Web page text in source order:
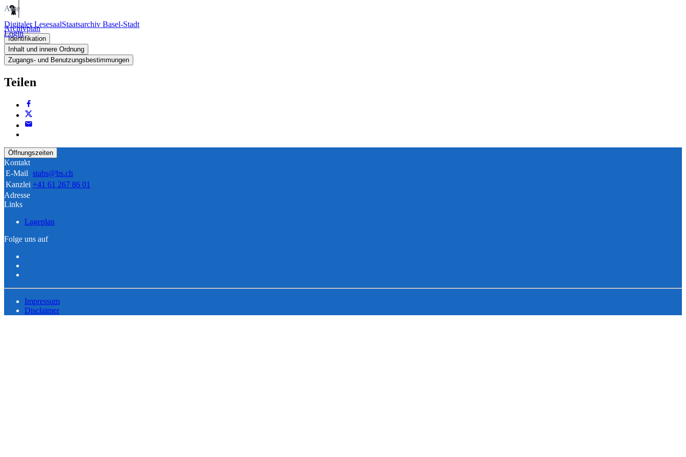
Digitaler LesesaalStaatsarchiv Basel-Stadt
Login
Akte
Archivplan
Identifikation
Inhalt und innere Ordnung
Zugangs- und Benutzungsbestimmungen
Teilen
Öffnungszeiten
Kontakt
E-Mail stabs@bs.ch
Kanzlei +41 61 267 86 01
Adresse
Links
Lageplan
Folge uns auf
Impressum
Disclaimer